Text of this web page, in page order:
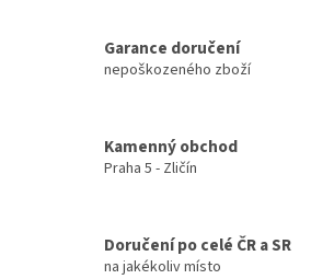
Garance doručení
nepoškozeného zboží
Kamenný obchod
Praha 5 - Zličín
Doručení po celé ČR a SR
na jakékoliv místo